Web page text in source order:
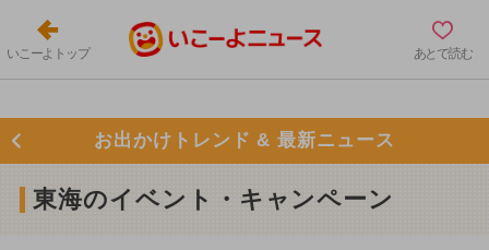
いこーよトップ あとで読む
お出かけトレンド & 最新ニュース
東海のイベント・キャンペーン